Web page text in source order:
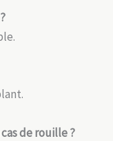
de rouille ?